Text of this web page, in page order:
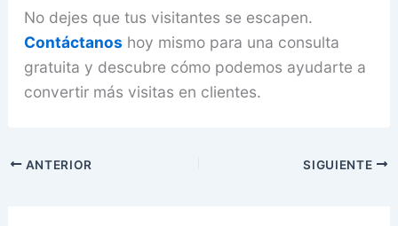
No dejes que tus visitantes se escapen.
Contáctanos hoy mismo para una consulta
gratuita y descubre cómo podemos ayudarte a
convertir más visitas en clientes.
ANTERIOR SIGUIENTE